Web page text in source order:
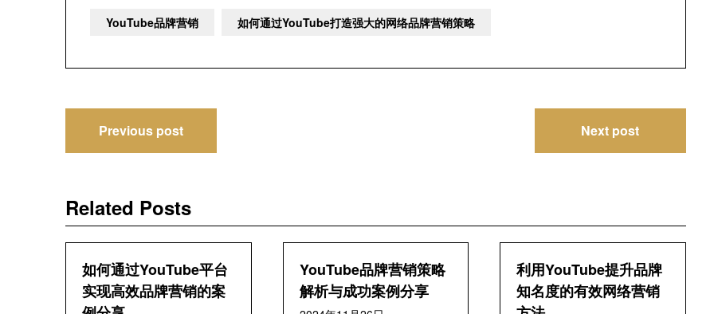
YouTube品牌营销 如何通过YouTube打造强大的网络品牌营销策略
章
导
航
Previous post Next post
Related Posts
如何通过YouTube平台
实现高效品牌营销的案
YouTube品牌营销策略
解析与成功案例分享
利用YouTube提升品牌
知名度的有效网络营销